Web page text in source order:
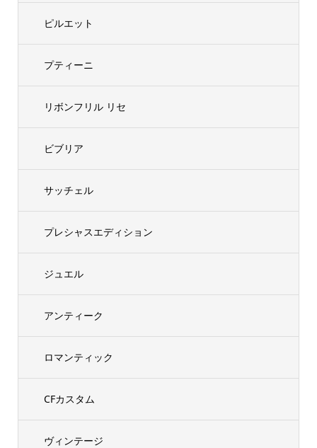
ピルエット
プティーニ
リボンフリル リセ
ビブリア
サッチェル
プレシャスエディション
ジュエル
アンティーク
ロマンティック
CFカスタム
ヴィンテージ